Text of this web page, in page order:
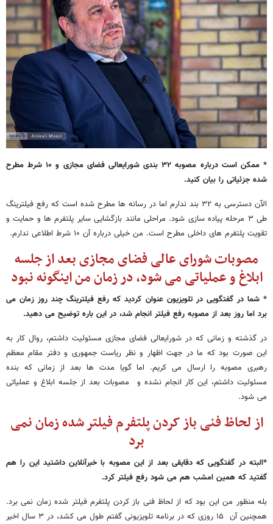
* ممکن است درباره مصوبه ۳۲ بندی شورایعالی فضای مجازی و ۱۰ شرط مطرح
شده جزئیاتی را بیان کنید.
الآن دسترسی به ۳۲ بند ندارم اما در رسانه ها مطرح شده است که رفع فیلترینگ
طی ۳ مرحله پیاده سازی شود. مراحلی مانند بازگشایی سایر پلتفرم ها و حمایت و
تقویت پلتفرم های داخلی مطرح است. من خیلی درباره آن ۱۰ شرط اطلاعی ندارم.
مصوبات شورای عالی فضای مجازی بعد از جلسه
ابلاغ و عملیاتی می شود، در زمان من اینگونه نبود
* شما در گفتگویی در تلویزیون عنوان کردید که رفع فیلترینگ چند روز زمان می
برد اما روز بعد از مصوبه رفع فیلتر انجام شد، در این باره توضیح می دهید.
در گذشته و زمانی که در شورایعالی فضای مجازی مسئولیت داشتم، روال کار به
این صورت بود که ما در جهت اظهار و نظر ریاست جمهوری و دفتر مقام معظم
رهبری مصوبه را ارسال می کریم. اما گویا مدت ها بعد از زمانی که بنده
مسئولیت داشتم، این کار انجام نشده و مصوبات بعد از جلسه ابلاغ و عملیاتی
می شود.
از لحاظ فنی باز کردن پلتفرم فیلتر شده زمان نمی
برد
*البته در گفتگویی که دقایقی بعد از این مصوبه با خبرآنلاین داشتید این را هم
گفتید که همین امشب هم می شود رفع فیلتر کرد.
بله منظور من این بود که از لحاظ فنی باز کردن پلتفرم فیلتر شده زمان نمی برد.
همچنین آن ۱۵ روزی که در برنامه تلویزیونی گفتم طول می کشد، در ۳ سال اخیر